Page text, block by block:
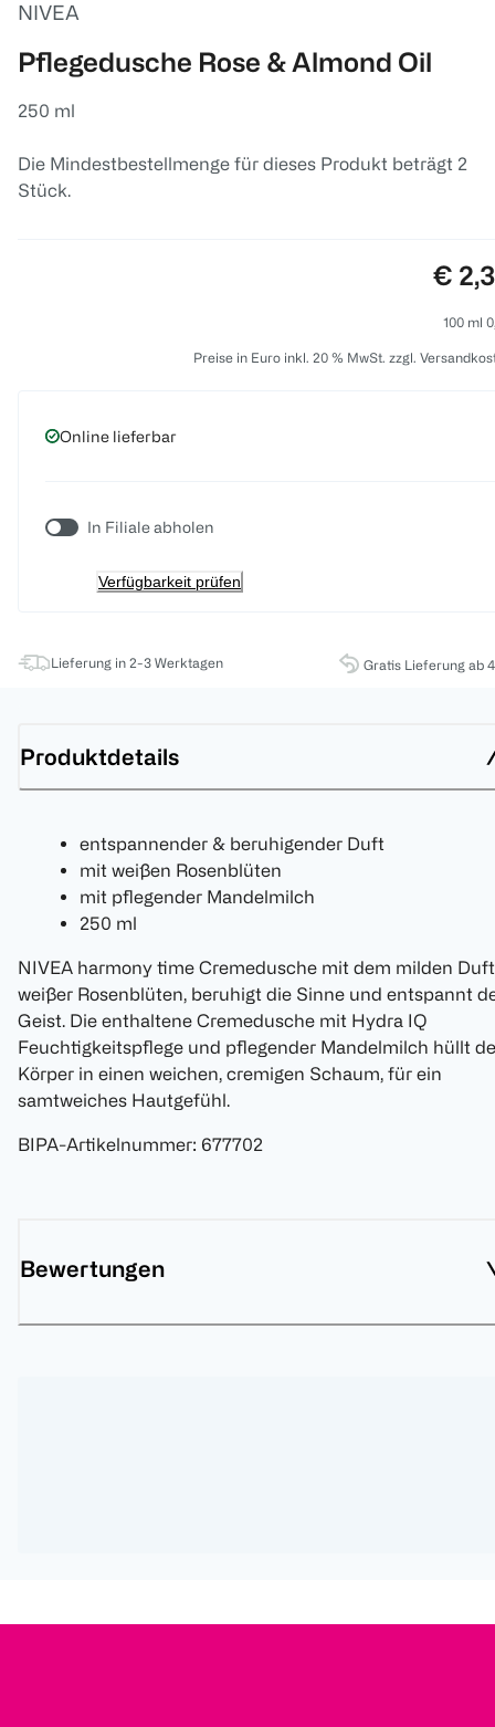
NIVEA
Pflegedusche Rose & Almond Oil
250 ml
Die Mindestbestellmenge für dieses Produkt beträgt 2
Stück.
€
100 ml
Preise in Euro inkl. 20 % MwSt. zzgl.
Online lieferbar
In Filiale abholen
Verfügbarkeit prüfen
Lieferung in 2-3 Werktagen Gratis Lieferung ab
Produktdetails
entspannender & beruhigender Duft
mit weißen Rosenblüten
mit pflegender Mandelmilch
250 ml
NIVEA harmony time Cremedusche mit dem milden Duft
weißer Rosenblüten, beruhigt die Sinne und entspannt
Geist. Die enthaltene Cremedusche mit Hydra IQ
Feuchtigkeitspflege und pflegender Mandelmilch hüllt
Körper in einen weichen, cremigen Schaum, für ein
samtweiches Hautgefühl.
BIPA-Artikelnummer: 677702
Bewertungen